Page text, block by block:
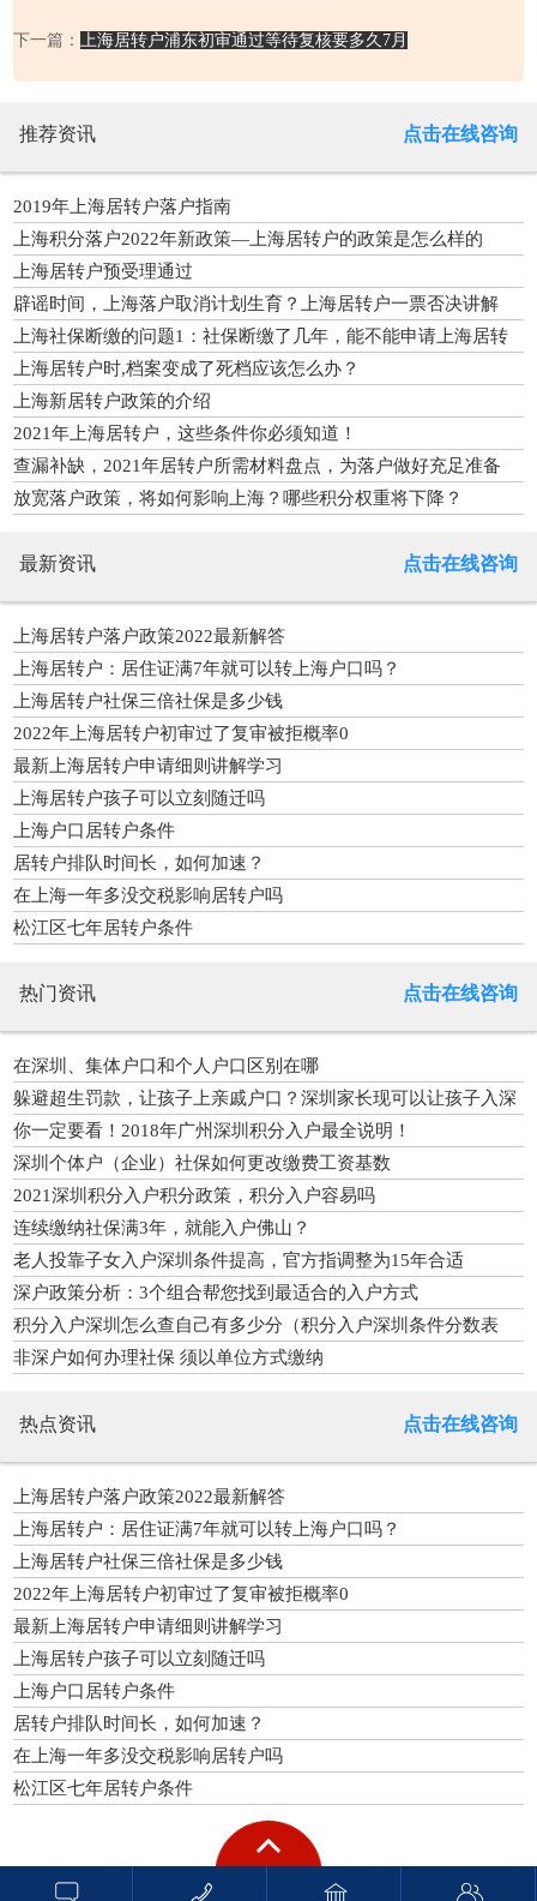
下一篇： 上海居转户浦东初审通过等待复核要多久7月
推荐资讯 点击在线咨询
2019年上海居转户落户指南
上海积分落户2022年新政策—上海居转户的政策是怎么样的
上海居转户预受理通过
辟谣时间，上海落户取消计划生育？上海居转户一票否决讲解
上海社保断缴的问题1：社保断缴了几年，能不能申请上海居转
户呢？
上海居转户时,档案变成了死档应该怎么办？
上海新居转户政策的介绍
2021年上海居转户，这些条件你必须知道！
查漏补缺，2021年居转户所需材料盘点，为落户做好充足准备
放宽落户政策，将如何影响上海？哪些积分权重将下降？
最新资讯 点击在线咨询
上海居转户落户政策2022最新解答
上海居转户：居住证满7年就可以转上海户口吗？
上海居转户社保三倍社保是多少钱
2022年上海居转户初审过了复审被拒概率0
最新上海居转户申请细则讲解学习
上海居转户孩子可以立刻随迁吗
上海户口居转户条件
居转户排队时间长，如何加速？
在上海一年多没交税影响居转户吗
松江区七年居转户条件
热门资讯 点击在线咨询
在深圳、集体户口和个人户口区别在哪
躲避超生罚款，让孩子上亲戚户口？深圳家长现可以让孩子入深
户了
你一定要看！2018年广州深圳积分入户最全说明！
深圳个体户（企业）社保如何更改缴费工资基数
2021深圳积分入户积分政策，积分入户容易吗
连续缴纳社保满3年，就能入户佛山？
老人投靠子女入户深圳条件提高，官方指调整为15年合适
深户政策分析：3个组合帮您找到最适合的入户方式
积分入户深圳怎么查自己有多少分（积分入户深圳条件分数表
2022）
非深户如何办理社保 须以单位方式缴纳
热点资讯 点击在线咨询
上海居转户落户政策2022最新解答
上海居转户：居住证满7年就可以转上海户口吗？
上海居转户社保三倍社保是多少钱
2022年上海居转户初审过了复审被拒概率0
最新上海居转户申请细则讲解学习
上海居转户孩子可以立刻随迁吗
上海户口居转户条件
居转户排队时间长，如何加速？
在上海一年多没交税影响居转户吗
松江区七年居转户条件